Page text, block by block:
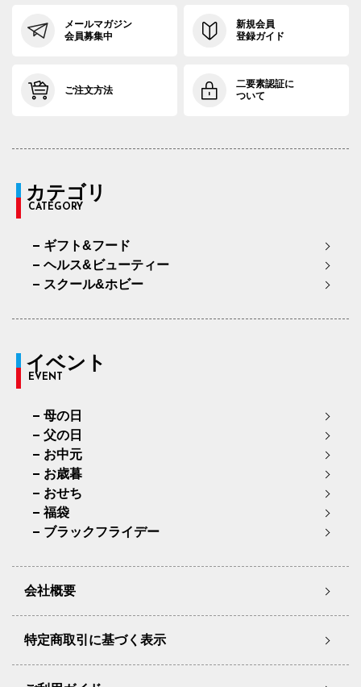
メールマガジン
会員募集中
新規会員
登録ガイド
ご注文方法
二要素認証に
ついて
カテゴリ
CATEGORY
ギフト&フード
ヘルス&ビューティー
スクール&ホビー
イベント
EVENT
母の日
父の日
お中元
お歳暮
おせち
福袋
ブラックフライデー
会社概要
特定商取引に基づく表示